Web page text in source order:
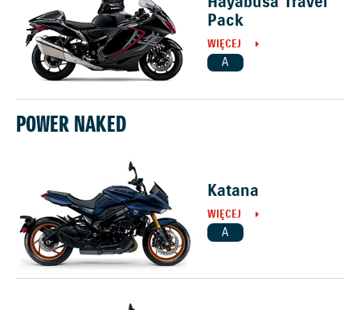
Pack
WIĘCEJ
A
POWER NAKED
Katana
WIĘCEJ
A